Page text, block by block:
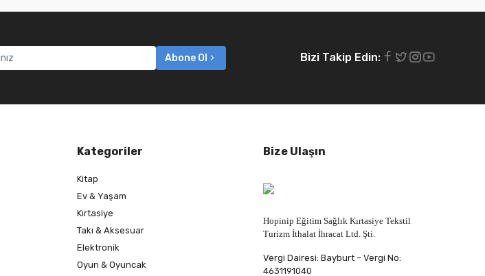
Abone Ol Bizi Takip Edin:
Kategoriler
Kitap
Ev & Yaşam
Kırtasiye
Takı & Aksesuar
Elektronik
Oyun & Oyuncak
Bize Ulaşın
Hopinip Eğitim Sağlık Kırtasiye Tekstil
Turizm İthalat İhracat Ltd. Şti.
Vergi Dairesi: Bayburt – Vergi No:
4631191040